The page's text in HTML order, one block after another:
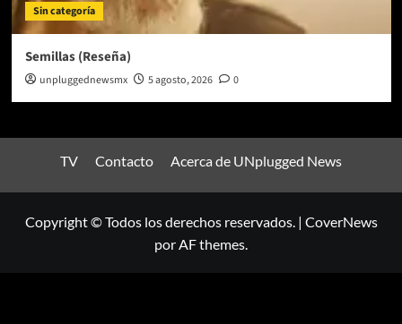
Sin categoría
Semillas (Reseña)
unpluggednewsmx 5 agosto, 2026 0
TV Contacto Acerca de UNplugged News
Copyright © Todos los derechos reservados. | CoverNews
por AF themes.